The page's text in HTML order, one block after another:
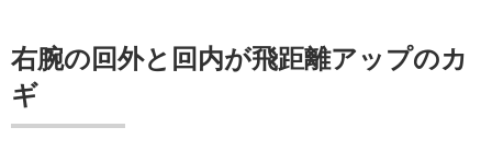
右腕の回外と回内が飛距離アップのカ
ギ